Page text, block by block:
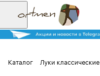
Каталог Луки классические